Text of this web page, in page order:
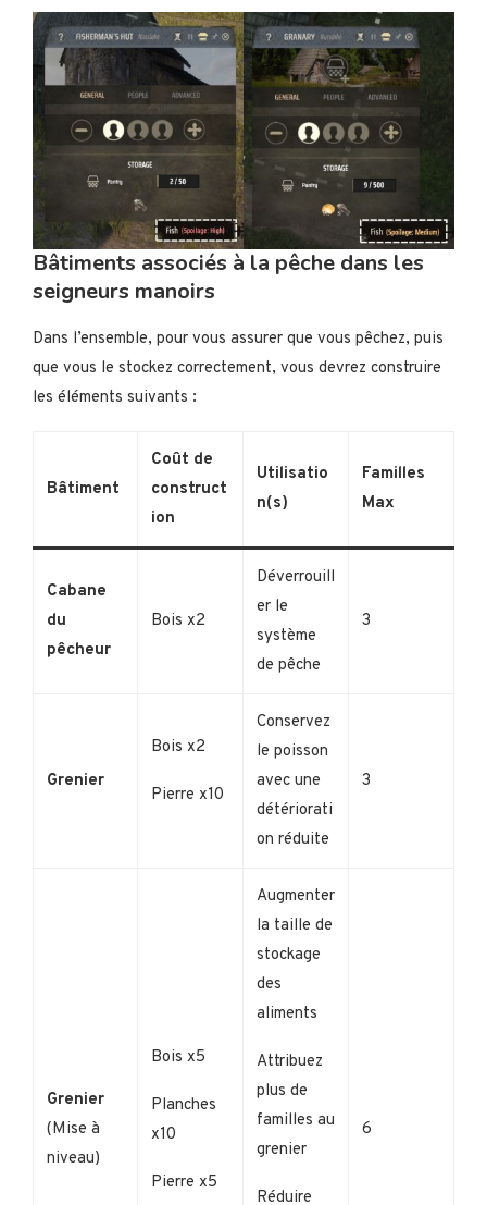
Bâtiments associés à la pêche dans les
seigneurs manoirs
Dans l’ensemble, pour vous assurer que vous pêchez, puis
que vous le stockez correctement, vous devrez construire
les éléments suivants :
Bâtiment
Coût de
construct
ion
Utilisatio
n(s)
Familles
Max
Cabane
du
pêcheur
Bois x2
Déverrouill
er le
système
de pêche
3
Grenier
Bois x2
Pierre x10
Conservez
le poisson
avec une
détériorati
on réduite
3
Grenier
(Mise à
niveau)
Bois x5
Planches
x10
Pierre x5
Augmenter
la taille de
stockage
des
aliments
Attribuez
plus de
familles au
grenier
Réduire
6